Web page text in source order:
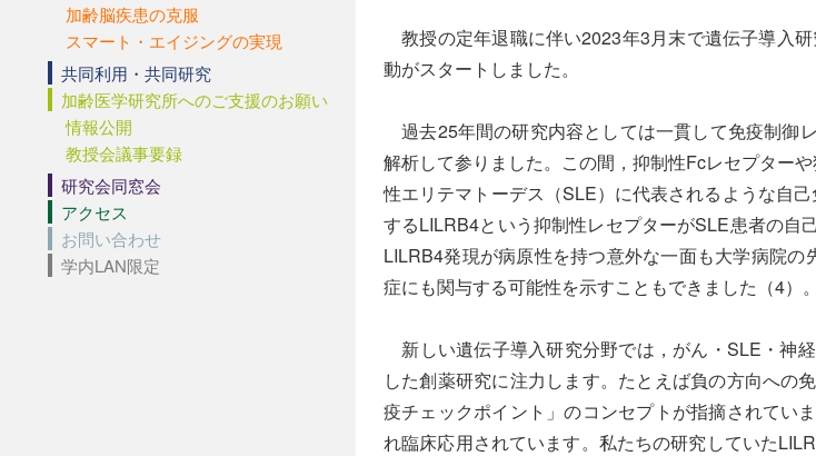
教授の定年退職に伴い2023年3月末で遺伝子導入
動がスタートしました。
過去25年間の研究内容としては一貫して免疫制御
解析して参りました。この間，抑制性Fcレセプター
性エリテマトーデス（SLE）に代表されるような自
するLILRB4という抑制性レセプターがSLE患者の自
LILRB4発現が病原性を持つ意外な一面も大学病院
症にも関与する可能性を示すこともできました（4）。
新しい遺伝子導入研究分野では，がん・SLE・神
した創薬研究に注力します。たとえば負の方向への
疫チェックポイント」のコンセプトが指摘されてい
れ臨床応用されています。私たちの研究していた
加齢脳疾患の克服
スマート・エイジングの実現
共同利用・共同研究
加齢医学研究所へのご支援のお願い
情報公開
教授会議事要録
研究会同窓会
アクセス
お問い合わせ
学内LAN限定